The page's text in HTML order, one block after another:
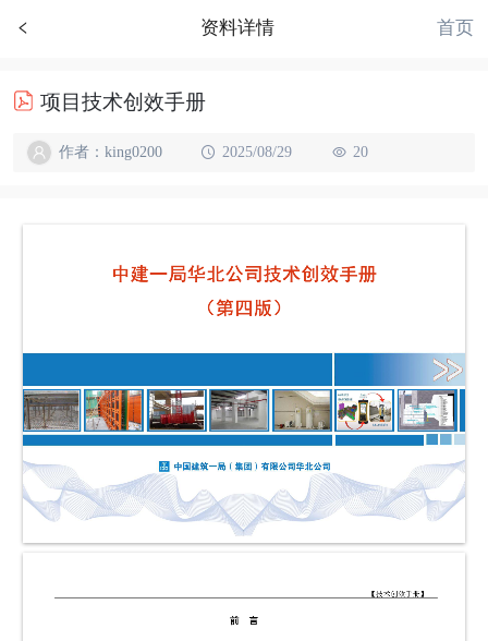
资料详情 首页
项目技术创效手册
作者：king0200 2025/08/29 20